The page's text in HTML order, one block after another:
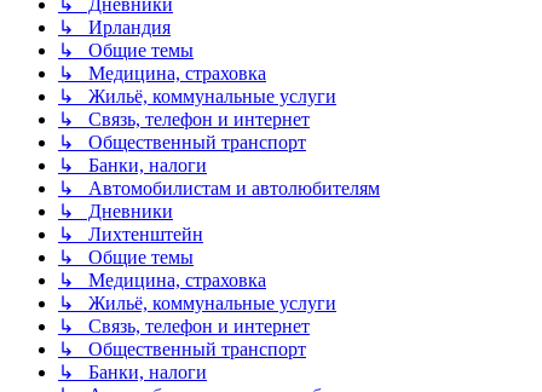
↳ Ирландия
↳ Общие темы
↳ Медицина, страховка
↳ Жильё, коммунальные услуги
↳ Связь, телефон и интернет
↳ Общественный транспорт
↳ Банки, налоги
↳ Автомобилистам и автолюбителям
↳ Дневники
↳ Лихтенштейн
↳ Общие темы
↳ Медицина, страховка
↳ Жильё, коммунальные услуги
↳ Связь, телефон и интернет
↳ Общественный транспорт
↳ Банки, налоги